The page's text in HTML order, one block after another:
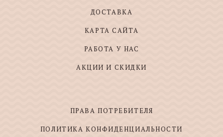
ДОСТАВКА
КАРТА САЙТА
РАБОТА У НАС
АКЦИИ И СКИДКИ
ПРАВА ПОТРЕБИТЕЛЯ
ПОЛИТИКА КОНФИДЕНЦИАЛЬНОСТИ